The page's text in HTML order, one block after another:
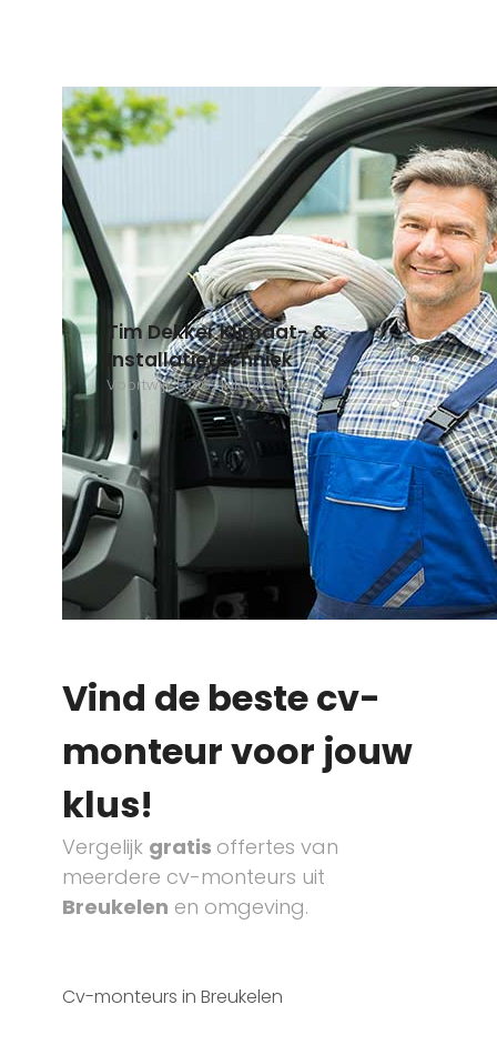
Tim Dekker Klimaat- &
Installatietechniek
Voortwijk 5, 3621HR Breukelen
Vind de beste cv-
monteur voor jouw
klus!
Vergelijk gratis offertes van
meerdere cv-monteurs uit
Breukelen en omgeving.
Cv-monteurs in Breukelen